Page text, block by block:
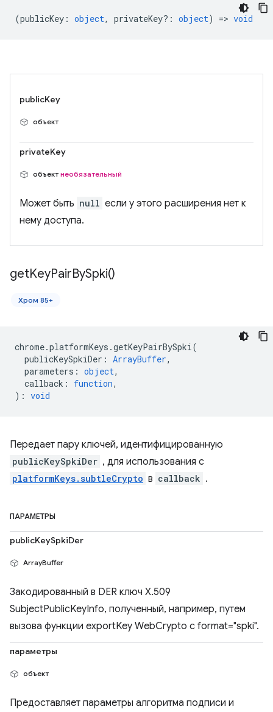
(publicKey : object, privateKey? : object) => void
publicKey
объект
privateKey
объект необязательный
Может быть null если у этого расширения нет к
нему доступа.
getKeyPairBySpki()
Хром 85+
chrome.platformKeys .getKeyPairBySpki(
publicKeySpkiDer : ArrayBuffer,
parameters : object,
callback : function,
) : void
Передает пару ключей, идентифицированную
publicKeySpkiDer , для использования с
platformKeys.subtleCrypto в callback .
ПАРАМЕТРЫ
publicKeySpkiDer
ArrayBuffer
Закодированный в DER ключ X.509
SubjectPublicKeyInfo, полученный, например, путем
вызова функции exportKey WebCrypto с format="spki".
параметры
объект
Предоставляет параметры алгоритма подписи и